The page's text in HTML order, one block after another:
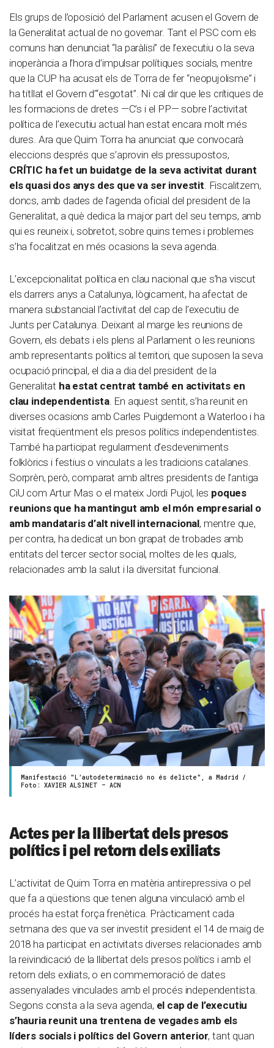
Els grups de l’oposició del Parlament acusen el Govern de
la Generalitat actual de no governar. Tant el PSC com els
comuns han denunciat “la paràlisi” de l’executiu o la seva
inoperància a l’hora d’impulsar polítiques socials, mentre
que la CUP ha acusat els de Torra de fer “neopujolisme” i
ha titllat el Govern d’“esgotat”. Ni cal dir que les crítiques de
les formacions de dretes —C’s i el PP— sobre l’activitat
política de l’executiu actual han estat encara molt més
dures. Ara que Quim Torra ha anunciat que convocarà
eleccions després que s’aprovin els pressupostos,
CRÍTIC ha fet un buidatge de la seva activitat durant
els quasi dos anys des que va ser investit . Fiscalitzem,
doncs, amb dades de l’agenda oficial del president de la
Generalitat, a què dedica la major part del seu temps, amb
qui es reuneix i, sobretot, sobre quins temes i problemes
s’ha focalitzat en més ocasions la seva agenda.
L’excepcionalitat política en clau nacional que s’ha viscut
els darrers anys a Catalunya, lògicament, ha afectat de
manera substancial l’activitat del cap de l’executiu de
Junts per Catalunya. Deixant al marge les reunions de
Govern, els debats i els plens al Parlament o les reunions
amb representants polítics al territori, que suposen la seva
ocupació principal, el dia a dia del president de la
Generalitat ha estat centrat també en activitats en
clau independentista. En aquest sentit, s’ha reunit en
diverses ocasions amb Carles Puigdemont a Waterloo i ha
visitat freqüentment els presos polítics independentistes.
També ha participat regularment d’esdeveniments
folklòrics i festius o vinculats a les tradicions catalanes.
Sorprèn, però, comparat amb altres presidents de l’antiga
CiU com Artur Mas o el mateix Jordi Pujol, les poques
reunions que ha mantingut amb el món empresarial o
amb mandataris d’alt nivell internacional, mentre que,
per contra, ha dedicat un bon grapat de trobades amb
entitats del tercer sector social, moltes de les quals,
relacionades amb la salut i la diversitat funcional.
Manifestació "L’autodeterminació no és delicte", a Madrid /
Foto: XAVIER ALSINET – ACN
Actes per la llibertat dels presos
polítics i pel retorn dels exiliats
L’activitat de Quim Torra en matèria antirepressiva o pel
que fa a qüestions que tenen alguna vinculació amb el
procés ha estat força frenètica. Pràcticament cada
setmana des que va ser investit president el 14 de maig de
2018 ha participat en activitats diverses relacionades amb
la reivindicació de la llibertat dels presos polítics i amb el
retorn dels exiliats, o en commemoració de dates
assenyalades vinculades amb el procés independentista.
Segons consta a la seva agenda, el cap de l’executiu
s’hauria reunit una trentena de vegades amb els
líders socials i polítics del Govern anterior, tant quan